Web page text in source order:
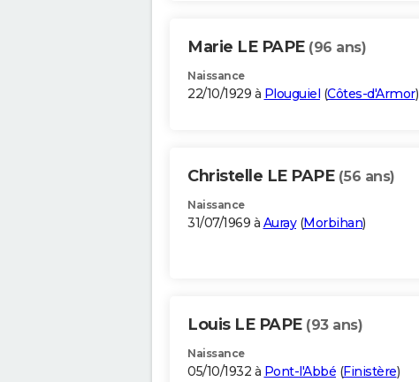
Marie LE PAPE (96 ans)
Naissance
22/10/1929 à Plouguiel (Côtes-d'Armor)
Christelle LE PAPE (56 ans)
Naissance
31/07/1969 à Auray(Morbihan)
Louis LE PAPE (93 ans)
Naissance
05/10/1932 à Pont-l'Abbé (Finistère)